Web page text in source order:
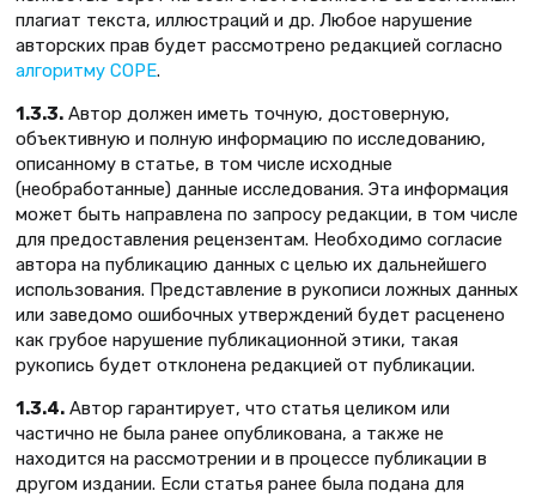
плагиат текста, иллюстраций и др. Любое нарушение
авторских прав будет рассмотрено редакцией согласно
алгоритму COPE.
1.3.3. Автор должен иметь точную, достоверную,
объективную и полную информацию по исследованию,
описанному в статье, в том числе исходные
(необработанные) данные исследования. Эта информация
может быть направлена по запросу редакции, в том числе
для предоставления рецензентам. Необходимо согласие
автора на публикацию данных с целью их дальнейшего
использования. Представление в рукописи ложных данных
или заведомо ошибочных утверждений будет расценено
как грубое нарушение публикационной этики, такая
рукопись будет отклонена редакцией от публикации.
1.3.4. Автор гарантирует, что статья целиком или
частично не была ранее опубликована, а также не
находится на рассмотрении и в процессе публикации в
другом издании. Если статья ранее была подана для